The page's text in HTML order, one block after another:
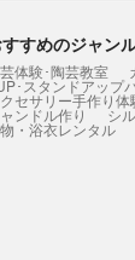
すめのジャン
体験･陶芸教室
･スタンドアップ
セサリー手作り体
ンドル作り シ
・浴衣レンタル